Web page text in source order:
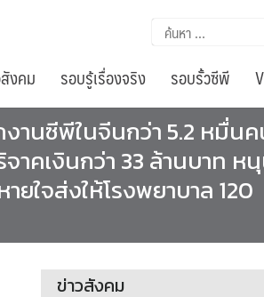
ค้นหา
งคม รอบรู้เรื่องจริง รอบรั้วซีพี
านซีพีในจีนกว่า 5.2 หมื่น
คเงินกว่า 33 ล้านบาท ห
ยใจส่งให้โรงพยาบาล 120
ข่าวสังคม